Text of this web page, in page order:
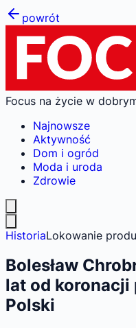
powrót
Focus na życie w
Najnowsze
Aktywność
Dom i ogród
Moda i uroda
Zdrowie
HistoriaLokowanie
Bolesław
lat od koronacji
Polski